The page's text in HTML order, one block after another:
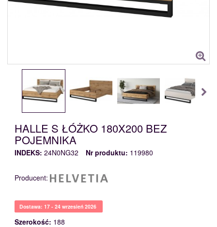
HALLE S ŁÓŻKO 180X200 BEZ
POJEMNIKA
INDEKS: 24N0NG32 Nr produktu: 119980
Producent:
Dostawa: 17 - 24 wrzesień 2026
Szerokość: 188